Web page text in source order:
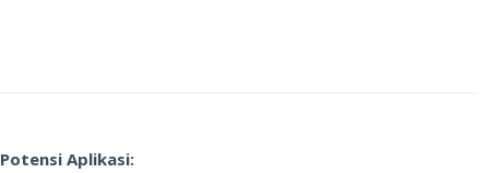
Potensi Aplikasi: